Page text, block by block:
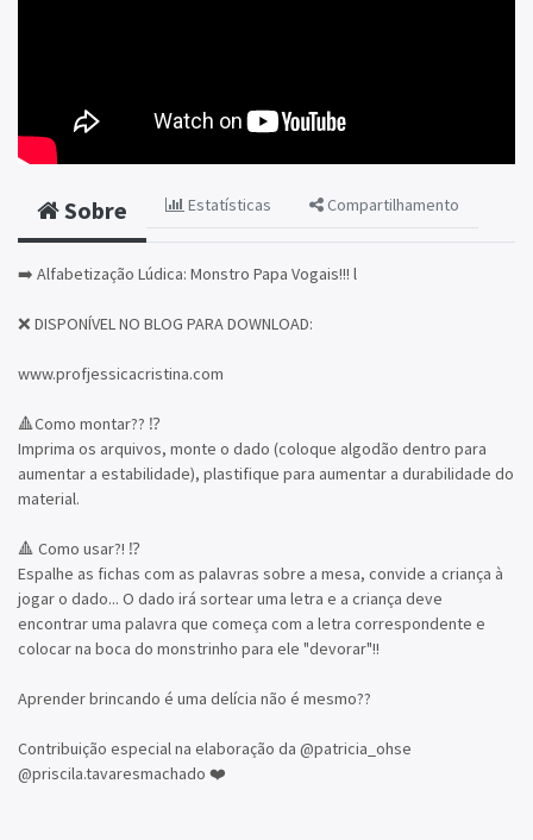
Sobre Estatísticas Compartilhamento
➡️ Alfabetização Lúdica: Monstro Papa Vogais!!! l
❌ DISPONÍVEL NO BLOG PARA DOWNLOAD:
www.profjessicacristina.com
🔺Como montar?? ⁉️
Imprima os arquivos, monte o dado (coloque algodão dentro para
aumentar a estabilidade), plastifique para aumentar a durabilidade do
material.
🔺 Como usar?! ⁉️
Espalhe as fichas com as palavras sobre a mesa, convide a criança à
jogar o dado... O dado irá sortear uma letra e a criança deve
encontrar uma palavra que começa com a letra correspondente e
colocar na boca do monstrinho para ele "devorar"!!
Aprender brincando é uma delícia não é mesmo??
Contribuição especial na elaboração da @patricia_ohse
@priscila.tavaresmachado ❤️